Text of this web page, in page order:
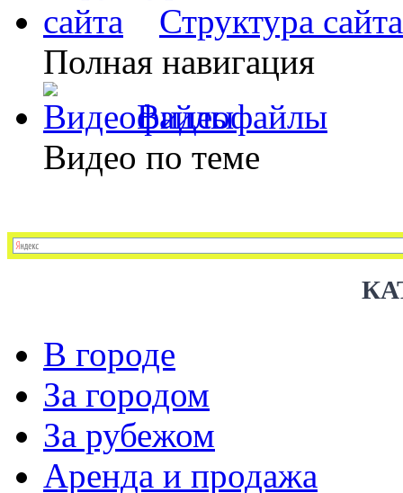
Структура сайта
Полная навигация
Видеофайлы
Видео по теме
В городе
За городом
За рубежом
Аренда и продажа